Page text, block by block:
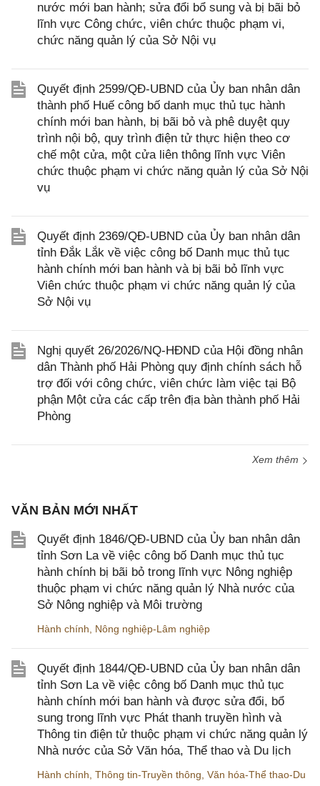
nước mới ban hành; sửa đổi bổ sung và bị bãi bỏ
lĩnh vực Công chức, viên chức thuộc phạm vi,
chức năng quản lý của Sở Nội vụ
Quyết định 2599/QĐ-UBND của Ủy ban nhân dân
thành phố Huế công bố danh mục thủ tục hành
chính mới ban hành, bị bãi bỏ và phê duyệt quy
trình nội bộ, quy trình điện tử thực hiện theo cơ
chế một cửa, một cửa liên thông lĩnh vực Viên
chức thuộc phạm vi chức năng quản lý của Sở Nội
vụ
Quyết định 2369/QĐ-UBND của Ủy ban nhân dân
tỉnh Đắk Lắk về việc công bố Danh mục thủ tục
hành chính mới ban hành và bị bãi bỏ lĩnh vực
Viên chức thuộc phạm vi chức năng quản lý của
Sở Nội vụ
Nghị quyết 26/2026/NQ-HĐND của Hội đồng nhân
dân Thành phố Hải Phòng quy định chính sách hỗ
trợ đối với công chức, viên chức làm việc tại Bộ
phận Một cửa các cấp trên địa bàn thành phố Hải
Phòng
Xem thêm
VĂN BẢN MỚI NHẤT
Quyết định 1846/QĐ-UBND của Ủy ban nhân dân
tỉnh Sơn La về việc công bố Danh mục thủ tục
hành chính bị bãi bỏ trong lĩnh vực Nông nghiệp
thuộc phạm vi chức năng quản lý Nhà nước của
Sở Nông nghiệp và Môi trường
Hành chính, Nông nghiệp-Lâm nghiệp
Quyết định 1844/QĐ-UBND của Ủy ban nhân dân
tỉnh Sơn La về việc công bố Danh mục thủ tục
hành chính mới ban hành và được sửa đổi, bổ
sung trong lĩnh vực Phát thanh truyền hình và
Thông tin điện tử thuộc phạm vi chức năng quản lý
Nhà nước của Sở Văn hóa, Thể thao và Du lịch
Hành chính, Thông tin-Truyền thông, Văn hóa-Thể thao-Du